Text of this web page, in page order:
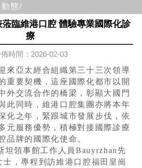
態/
臨維港口腔 體驗專業國際化診
療
時間：2026-02-03
來亞太經合組織第三十三次領導
重要契機，這座國際化都市以開
外交流合作的橋梁，彰顯大國門
此同時，維港口腔集團亦將本年
化之年，緊跟城市發展步伐，依
元服務優勢，積極對接國際診療
品牌的國際化使命。
坦領事館工作人員Bauyrzhan先
士，專程到訪維港口腔福田皇崗